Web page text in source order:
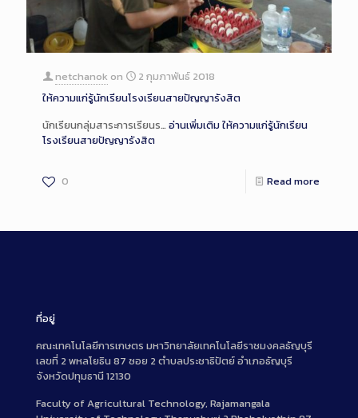
netchanok on
2 กุมภาพันธ์ 2018
ให้ความแก่รู้นักเรียนโรงเรียนสายปัญญารังสิต
นักเรียนกลุ่มสาระการเรียนร… อ่านเพิ่มเติมให้ความแก่รู้นักเรียน
โรงเรียนสายปัญญารังสิต
0 Read more
ที่อยู่
คณะเทคโนโลยีการเกษตร มหาวิทยาลัยเทคโนโลยีราชมงคลธัญบุรี
เลขที่ 2 พหลโยธิน 87 ซอย 2 ตำบลประชาธิปัตย์ อำเภอธัญบุรี
จังหวัดปทุมธานี 12130
Faculty of Agricultural Technology, Rajamangala